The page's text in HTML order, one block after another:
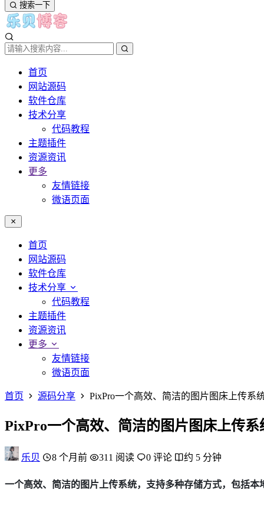
搜索一下
首页
网站源码
软件仓库
技术分享
代码教程
主题插件
资源资讯
更多
友情链接
微语页面
首页
网站源码
软件仓库
技术分享
代码教程
主题插件
资源资讯
更多
友情链接
微语页面
首页 源码分享 PixPro一个高效、简洁的图片图床上传系
PixPro一个高效、简洁的图片图床上传系
乐贝 8 个月前 311 阅读 0 评论 约 5 分钟
一个高效、简洁的图片上传系统，支持多种存储方式，包括